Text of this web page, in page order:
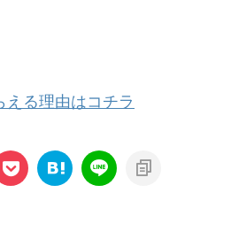
る理由はコチラ